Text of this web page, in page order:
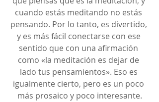
cuando estás meditando no estás
pensando. Por lo tanto, es divertido,
y es más fácil conectarse con ese
sentido que con una afirmación
como «la meditación es dejar de
lado tus pensamientos». Eso es
igualmente cierto, pero es un poco
más prosaico y poco interesante.